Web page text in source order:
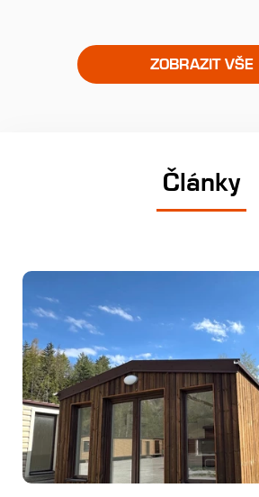
ZOBRAZIT VŠE
Články